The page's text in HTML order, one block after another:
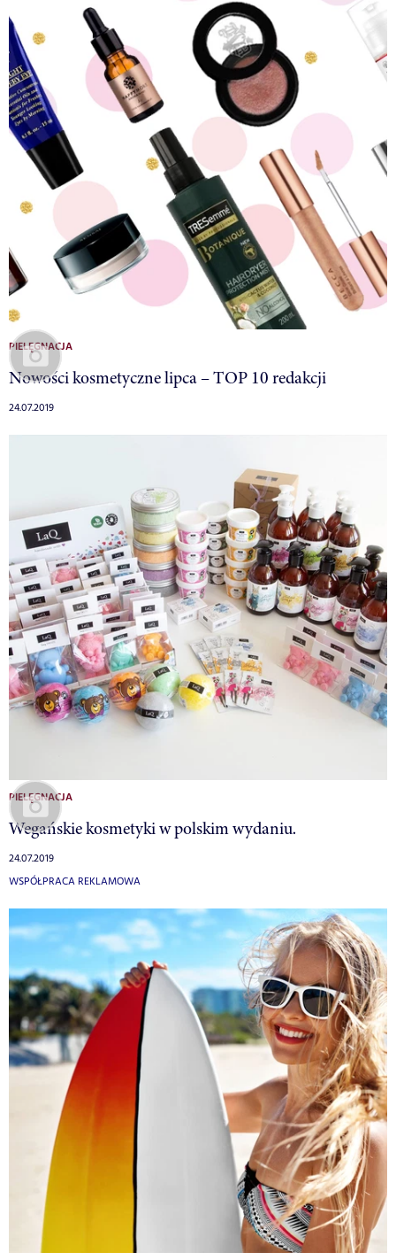
PIELĘGNACJA
Nowości kosmetyczne lipca – TOP 10 redakcji
24.07.2019
PIELĘGNACJA
Wegańskie kosmetyki w polskim wydaniu.
24.07.2019
WSPÓŁPRACA REKLAMOWA